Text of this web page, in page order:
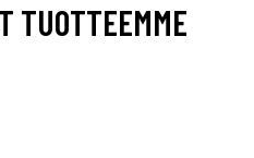
TUOTTEEMME